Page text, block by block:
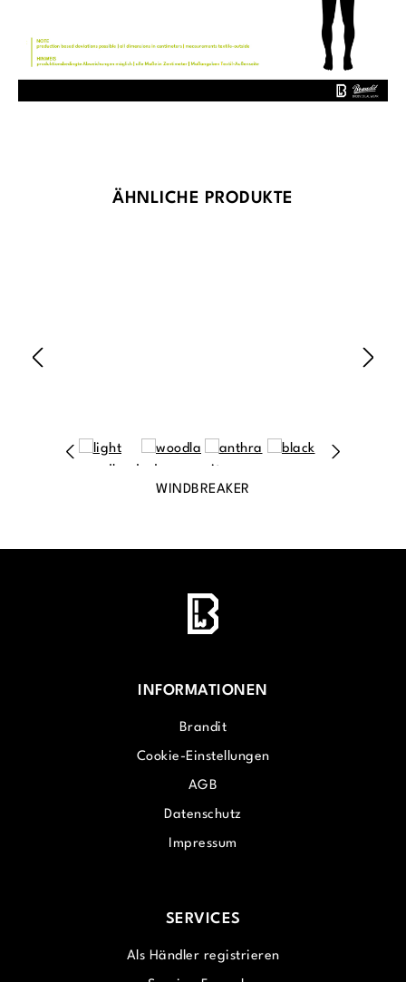
Produktgalerie überspringen
ÄHNLICHE PRODUKTE
WINDBREAKER
INFORMATIONEN
Brandit
Cookie-Einstellungen
AGB
Datenschutz
Impressum
SERVICES
Als Händler registrieren